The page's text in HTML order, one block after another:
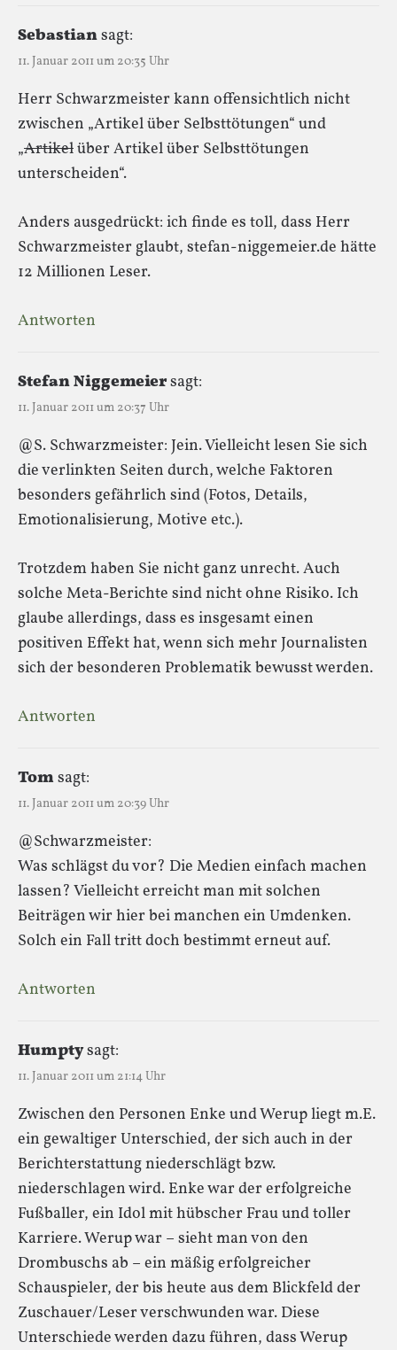
Sebastiansagt:
11. Januar 2011 um 20:35 Uhr
Herr Schwarzmeister kann offensichtlich nicht
zwischen „Artikel über Selbsttötungen“ und
„Artikelüber Artikel über Selbsttötungen
unterscheiden“.
Anders ausgedrückt: ich finde es toll, dass Herr
Schwarzmeister glaubt, stefan-niggemeier.de hätte
12 Millionen Leser.
Antworten
Stefan Niggemeiersagt:
11. Januar 2011 um 20:37 Uhr
@S. Schwarzmeister: Jein. Vielleicht lesen Sie sich
die verlinkten Seiten durch, welche Faktoren
besonders gefährlich sind (Fotos, Details,
Emotionalisierung, Motive etc.).
Trotzdem haben Sie nicht ganz unrecht. Auch
solche Meta-Berichte sind nicht ohne Risiko. Ich
glaube allerdings, dass es insgesamt einen
positiven Effekt hat, wenn sich mehr Journalisten
sich der besonderen Problematik bewusst werden.
Antworten
Tomsagt:
11. Januar 2011 um 20:39 Uhr
@Schwarzmeister:
Was schlägst du vor? Die Medien einfach machen
lassen? Vielleicht erreicht man mit solchen
Beiträgen wir hier bei manchen ein Umdenken.
Solch ein Fall tritt doch bestimmt erneut auf.
Antworten
Humptysagt:
11. Januar 2011 um 21:14 Uhr
Zwischen den Personen Enke und Werup liegt m.E.
ein gewaltiger Unterschied, der sich auch in der
Berichterstattung niederschlägt bzw.
niederschlagen wird. Enke war der erfolgreiche
Fußballer, ein Idol mit hübscher Frau und toller
Karriere. Werup war – sieht man von den
Drombuschs ab – ein mäßig erfolgreicher
Schauspieler, der bis heute aus dem Blickfeld der
Zuschauer/Leser verschwunden war. Diese
Unterschiede werden dazu führen, dass Werup